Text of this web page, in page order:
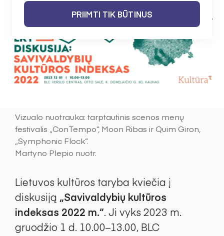
Vizualo nuotrauka: tarptautinis scenos menų
festivalis „ConTempo“, Moon Ribas ir Quim Giron,
„Symphonic Flock“.
Martyno Plepio nuotr.
Lietuvos kultūros taryba kviečia į
diskusiją „Savivaldybių kultūros
indeksas 2022 m.“. Ji vyks 2023 m.
gruodžio 1 d. 10.00–13.00, BLC
PRIIMTI TIK BŪTINUS